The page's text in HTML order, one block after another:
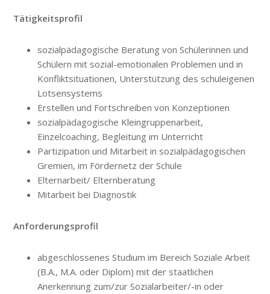
Tätigkeitsprofil
sozialpädagogische Beratung von Schülerinnen und
Schülern mit sozial-emotionalen Problemen und in
Konfliktsituationen, Unterstützung des schuleigenen
Lotsensystems
Erstellen und Fortschreiben von Konzeptionen
sozialpädagogische Kleingruppenarbeit,
Einzelcoaching, Begleitung im Unterricht
Partizipation und Mitarbeit in sozialpädagogischen
Gremien, im Fördernetz der Schule
Elternarbeit/ Elternberatung
Mitarbeit bei Diagnostik
Anforderungsprofil
abgeschlossenes Studium im Bereich Soziale Arbeit
(B.A., M.A. oder Diplom) mit der staatlichen
Anerkennung zum/zur Sozialarbeiter/-in oder